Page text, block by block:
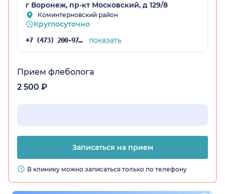
г Воронеж, пр-кт Московский, д 129/8
Коминтерновский район
Круглосуточно
+7 (473) 200-97-34 показать
Прием флеболога
2 500 ₽
Записаться на прием
В клинику можно записаться только по телефону